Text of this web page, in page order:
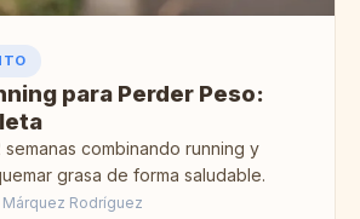
para Perder Peso:
semanas combinando running y
grasa de forma saludable.
Márquez Rodríguez